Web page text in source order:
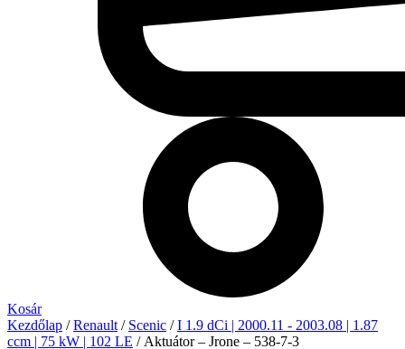
Kosár
Kezdőlap /Renault / Scenic /I 1.9 dCi | 2000.11 - 2003.08 | 1.87
ccm | 75 kW | 102 LE / Aktuátor – Jrone – 538-7-3